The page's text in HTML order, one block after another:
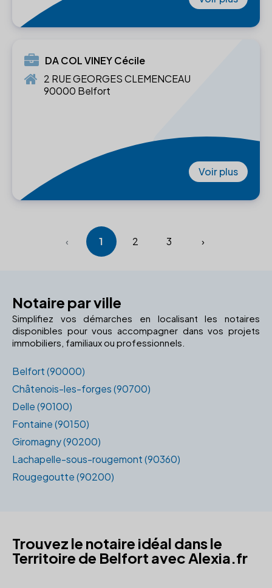
DA COL VINEY Cécile
2 RUE GEORGES CLEMENCEAU
90000 Belfort
Voir plus
‹ 1 2 3 ›
Notaire par ville
Simplifiez vos démarches en localisant les notaires
disponibles pour vous accompagner dans vos projets
immobiliers, familiaux ou professionnels.
Belfort (90000)
Châtenois-les-forges (90700)
Delle (90100)
Fontaine (90150)
Giromagny (90200)
Lachapelle-sous-rougemont (90360)
Rougegoutte (90200)
Trouvez le notaire idéal dans le
Territoire de Belfort avec Alexia.fr